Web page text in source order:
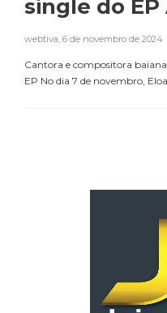
single do EP
webtiva, 6 de novembro de 2024
Cantora e compositora
EP No dia 7 de novembro,